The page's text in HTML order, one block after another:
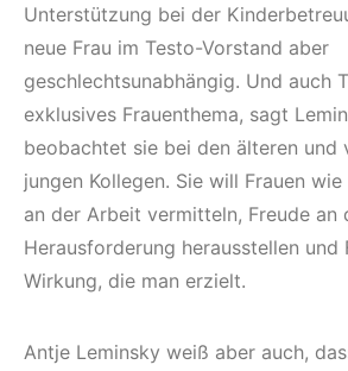
Unterstützung bei der
neue Frau im Testo-Vorstand aber
geschlechtsunabhängig. Und auch
exklusives Frauenthema, sagt
beobachtet sie bei den älteren und
jungen Kollegen. Sie will Frauen
an der Arbeit vermitteln, Freude an
Herausforderung herausstellen und
Wirkung, die man erzielt.
Antje Leminsky weiß aber auch,